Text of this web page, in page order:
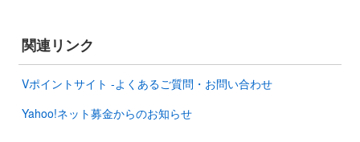
関連リンク
Vポイントサイト -よくあるご質問・お問い合わせ
Yahoo!ネット募金からのお知らせ